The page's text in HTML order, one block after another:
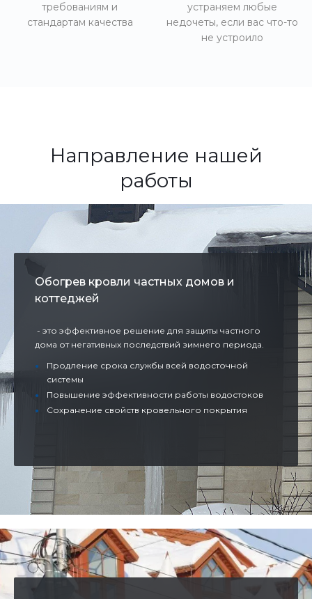
требованиям и
стандартам качества
устраняем любые
недочеты, если вас что-то
не устроило
Направление нашей
работы
Обогрев кровли частных домов и
коттеджей
- это эффективное решение для защиты частного
дома от негативных последствий зимнего периода.
Продление срока службы всей водосточной
системы
Повышение эффективности работы водостоков
Сохранение свойств кровельного покрытия